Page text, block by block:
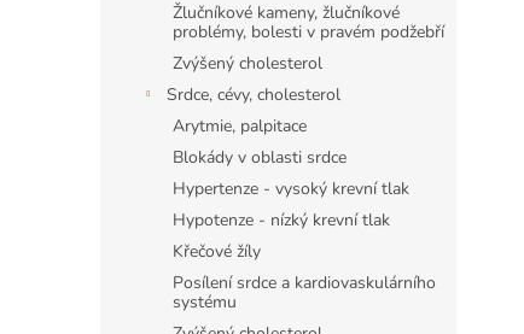
Žlučníkové kameny, žlučníkové
problémy, bolesti v pravém podžebří
Zvýšený cholesterol
Srdce, cévy, cholesterol
Arytmie, palpitace
Blokády v oblasti srdce
Hypertenze - vysoký krevní tlak
Hypotenze - nízký krevní tlak
Křečové žíly
Posílení srdce a kardiovaskulárního
systému